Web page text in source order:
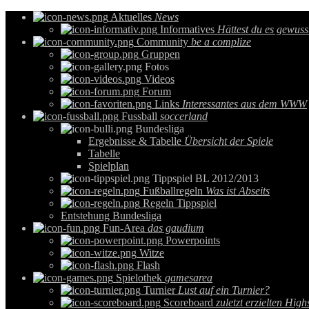
Aktuelles News
Informatives Hättest du es
Community be a complize
Gruppen
Fotos
Videos
Forum
Links Interessantes aus dem WWW
Fussball soccerland
Bundesliga
Ergebnisse & Tabelle Übersicht der Spiele
Tabelle
Spielplan
Tippspiel BL 2012/2013
Fußballregeln Was ist Abseits
Regeln Tippspiel
Entstehung Bundesliga
Fun-Area das gaudium
Powerpoints
Witze
Flash
Spielothek gamesarea
Turnier Lust auf ein Turnier?
Scoreboard zuletzt erzielten